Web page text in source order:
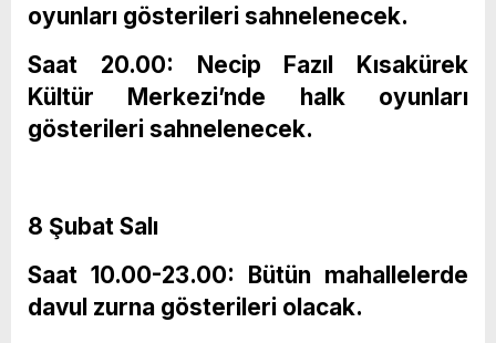
oyunları gösterileri sahnelenecek.
Saat 20.00: Necip Fazıl Kısakürek
Kültür Merkezi’nde halk oyunları
gösterileri sahnelenecek.
8 Şubat Salı
Saat 10.00-23.00: Bütün mahallelerde
davul zurna gösterileri olacak.